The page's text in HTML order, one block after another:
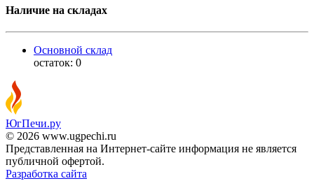
Наличие на складах
Основной склад
остаток: 0
ЮгПечи.ру
© 2026 www.ugpechi.ru
Представленная на Интернет-сайте информация не является
публичной офертой.
Разработка сайта